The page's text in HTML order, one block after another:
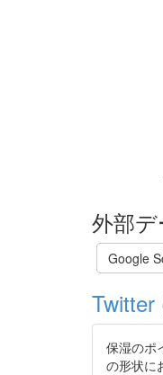
外部
Google
Twitter
保湿のポ
の形状に